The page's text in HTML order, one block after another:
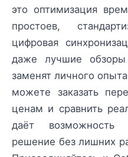
это оптимизация
простоев,
цифровая
даже лучшие
заменят личного
можете заказать
ценам и сравнить
даёт возможность
решение без лишних